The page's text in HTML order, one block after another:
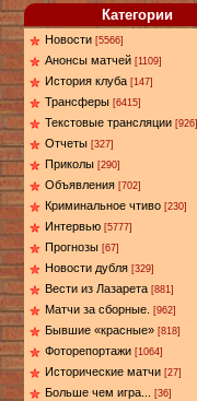
Категории
Новости [5566]
Анонсы матчей [1109]
История клуба [147]
Трансферы [6415]
Текстовые трансляции [926]
Отчеты [327]
Приколы [290]
Объявления [702]
Криминальное чтиво [230]
Интервью [5777]
Прогнозы [67]
Новости дубля [329]
Вести из Лазарета [881]
Матчи за сборные. [962]
Бывшие «красные» [818]
Фоторепортажи [1064]
Исторические матчи [27]
Больше чем игра... [36]